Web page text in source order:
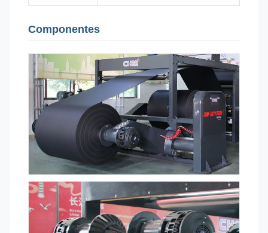
Componentes